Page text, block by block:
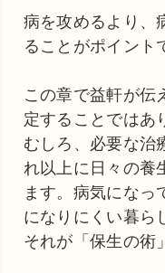
病を攻めるより、
ることがポイント
この章で益軒が伝
定することではあ
むしろ、必要な治
れ以上に日々の養
ます。病気になっ
になりにくい暮ら
それが「保生の術